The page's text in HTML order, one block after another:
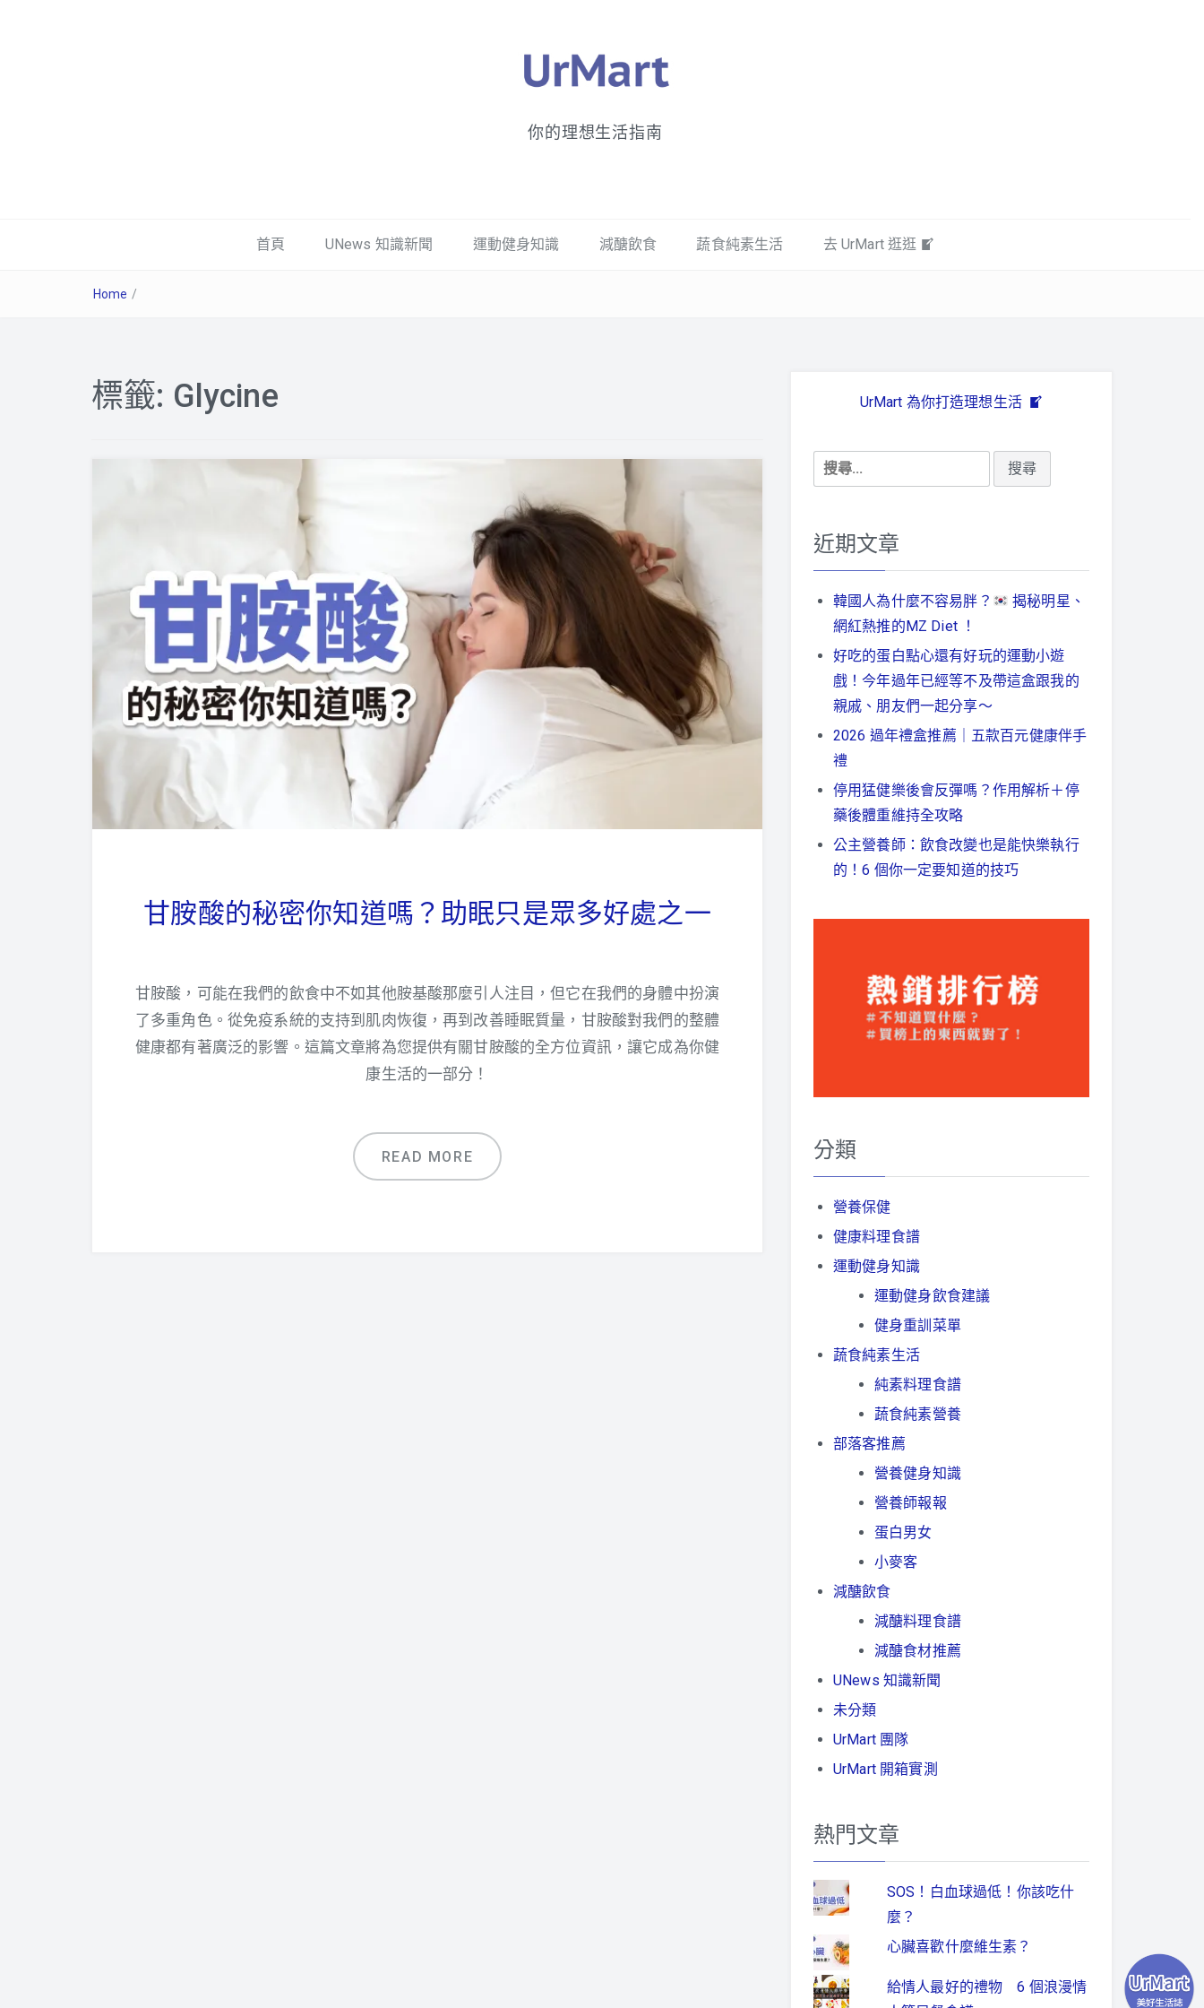
你的理想生活指南
首頁 UNews 知識新聞 運動健身知識 減醣飲食 蔬食純素生活 去 UrMart 逛逛
Home /
標籤: Glycine
甘胺酸的秘密你知道嗎？助眠只是眾多好處之一
甘胺酸，可能在我們的飲食中不如其他胺基酸那麼引人注目，但它在我們的身體中扮演
了多重角色。從免疫系統的支持到肌肉恢復，再到改善睡眠質量，甘胺酸對我們的整體
健康都有著廣泛的影響。這篇文章將為您提供有關甘胺酸的全方位資訊，讓它成為你健
康生活的一部分！
READ MORE
UrMart 為你打造理想生活
搜
尋
鍵
近期文章
韓國人為什麼不容易胖？
揭秘明星、
網紅熱推的MZ Diet ！
好吃的蛋白點心還有好玩的運動小遊
戲！今年過年已經等不及帶這盒跟我的
親戚、朋友們一起分享～
2026 過年禮盒推薦｜五款百元健康伴手
禮
停用猛健樂後會反彈嗎？作用解析＋停
藥後體重維持全攻略
公主營養師：飲食改變也是能快樂執行
的！6 個你一定要知道的技巧
分類
營養保健
健康料理食譜
運動健身知識
運動健身飲食建議
健身重訓菜單
蔬食純素生活
純素料理食譜
蔬食純素營養
部落客推薦
營養健身知識
營養師報報
蛋白男女
小麥客
減醣飲食
減醣料理食譜
減醣食材推薦
UNews 知識新聞
未分類
UrMart 團隊
UrMart 開箱實測
熱門文章
SOS！白血球過低！你該吃什
麼？
心臟喜歡什麼維生素？
給情人最好的禮物 6 個浪漫情